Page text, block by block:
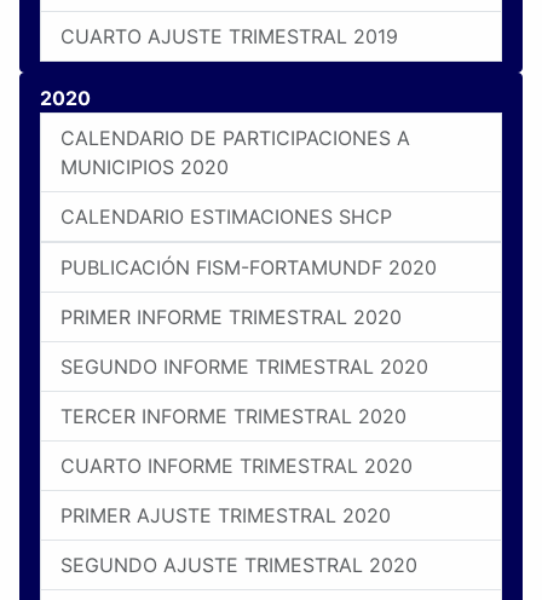
CUARTO AJUSTE TRIMESTRAL 2019
2020
CALENDARIO DE PARTICIPACIONES A
MUNICIPIOS 2020
CALENDARIO ESTIMACIONES SHCP
PUBLICACIÓN FISM-FORTAMUNDF 2020
PRIMER INFORME TRIMESTRAL 2020
SEGUNDO INFORME TRIMESTRAL 2020
TERCER INFORME TRIMESTRAL 2020
CUARTO INFORME TRIMESTRAL 2020
PRIMER AJUSTE TRIMESTRAL 2020
SEGUNDO AJUSTE TRIMESTRAL 2020